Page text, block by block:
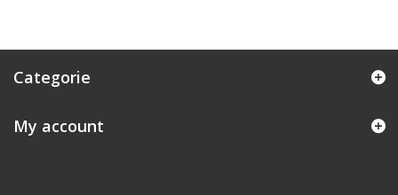
Categorie
My account